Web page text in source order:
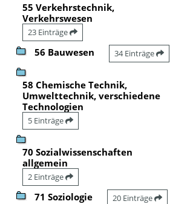
55 Verkehrstechnik,
Verkehrswesen
23 Einträge
56 Bauwesen 34 Einträge
58 Chemische Technik,
Umwelttechnik, verschiedene
Technologien
5 Einträge
70 Sozialwissenschaften
allgemein
2 Einträge
71 Soziologie 20 Einträge